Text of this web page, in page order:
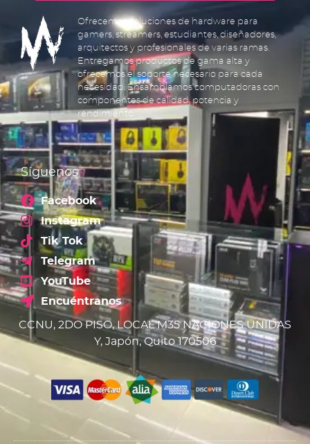
Ofrecemos soluciones de hardware para
gamers, streamers, estudiantes, diseñadores,
arquitectos y profesionales de varias ramas.
Entregamos productos de gama alta y
ofrecemos el soporte necesario para cada
necesidad. Ensamblamos computadoras con
componentes de calidad, potencia y
rendimiento.
Síguenos
Facebook
Instagram
Tik Tok
Telegram
YouTube
Encuéntranos
CCNU, 2DO PISO, LOCAL M35 NACIONES UNIDAS
Y, Japón, Quito 170506